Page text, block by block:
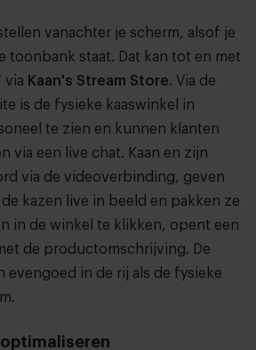
vanachter je scherm, alsof je
toonbank staat. Dat kan tot en met
via Kaan's Stream Store. Via de
is de fysieke kaaswinkel in
te zien en kunnen klanten
via een live chat. Kaan en zijn
via de videoverbinding, geven
kazen live in beeld en pakken ze
in de winkel te klikken, opent een
de productomschrijving. De
evengoed in de rij als de fysieke
optimaliseren